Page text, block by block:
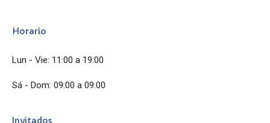
Horario
Lun - Vie: 11:00 a 19:00
Sá - Dom: 09:00 a 09:00
Invitados